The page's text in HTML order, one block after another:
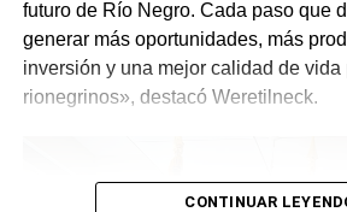
para mejorar la detección temprana y
de respuesta frente al fuego.
futuro de Río Negro. Cada paso que
generar más oportunidades, más
inversión y una mejor calidad de vida
rionegrinos», destacó Weretilneck.
CONTINUAR